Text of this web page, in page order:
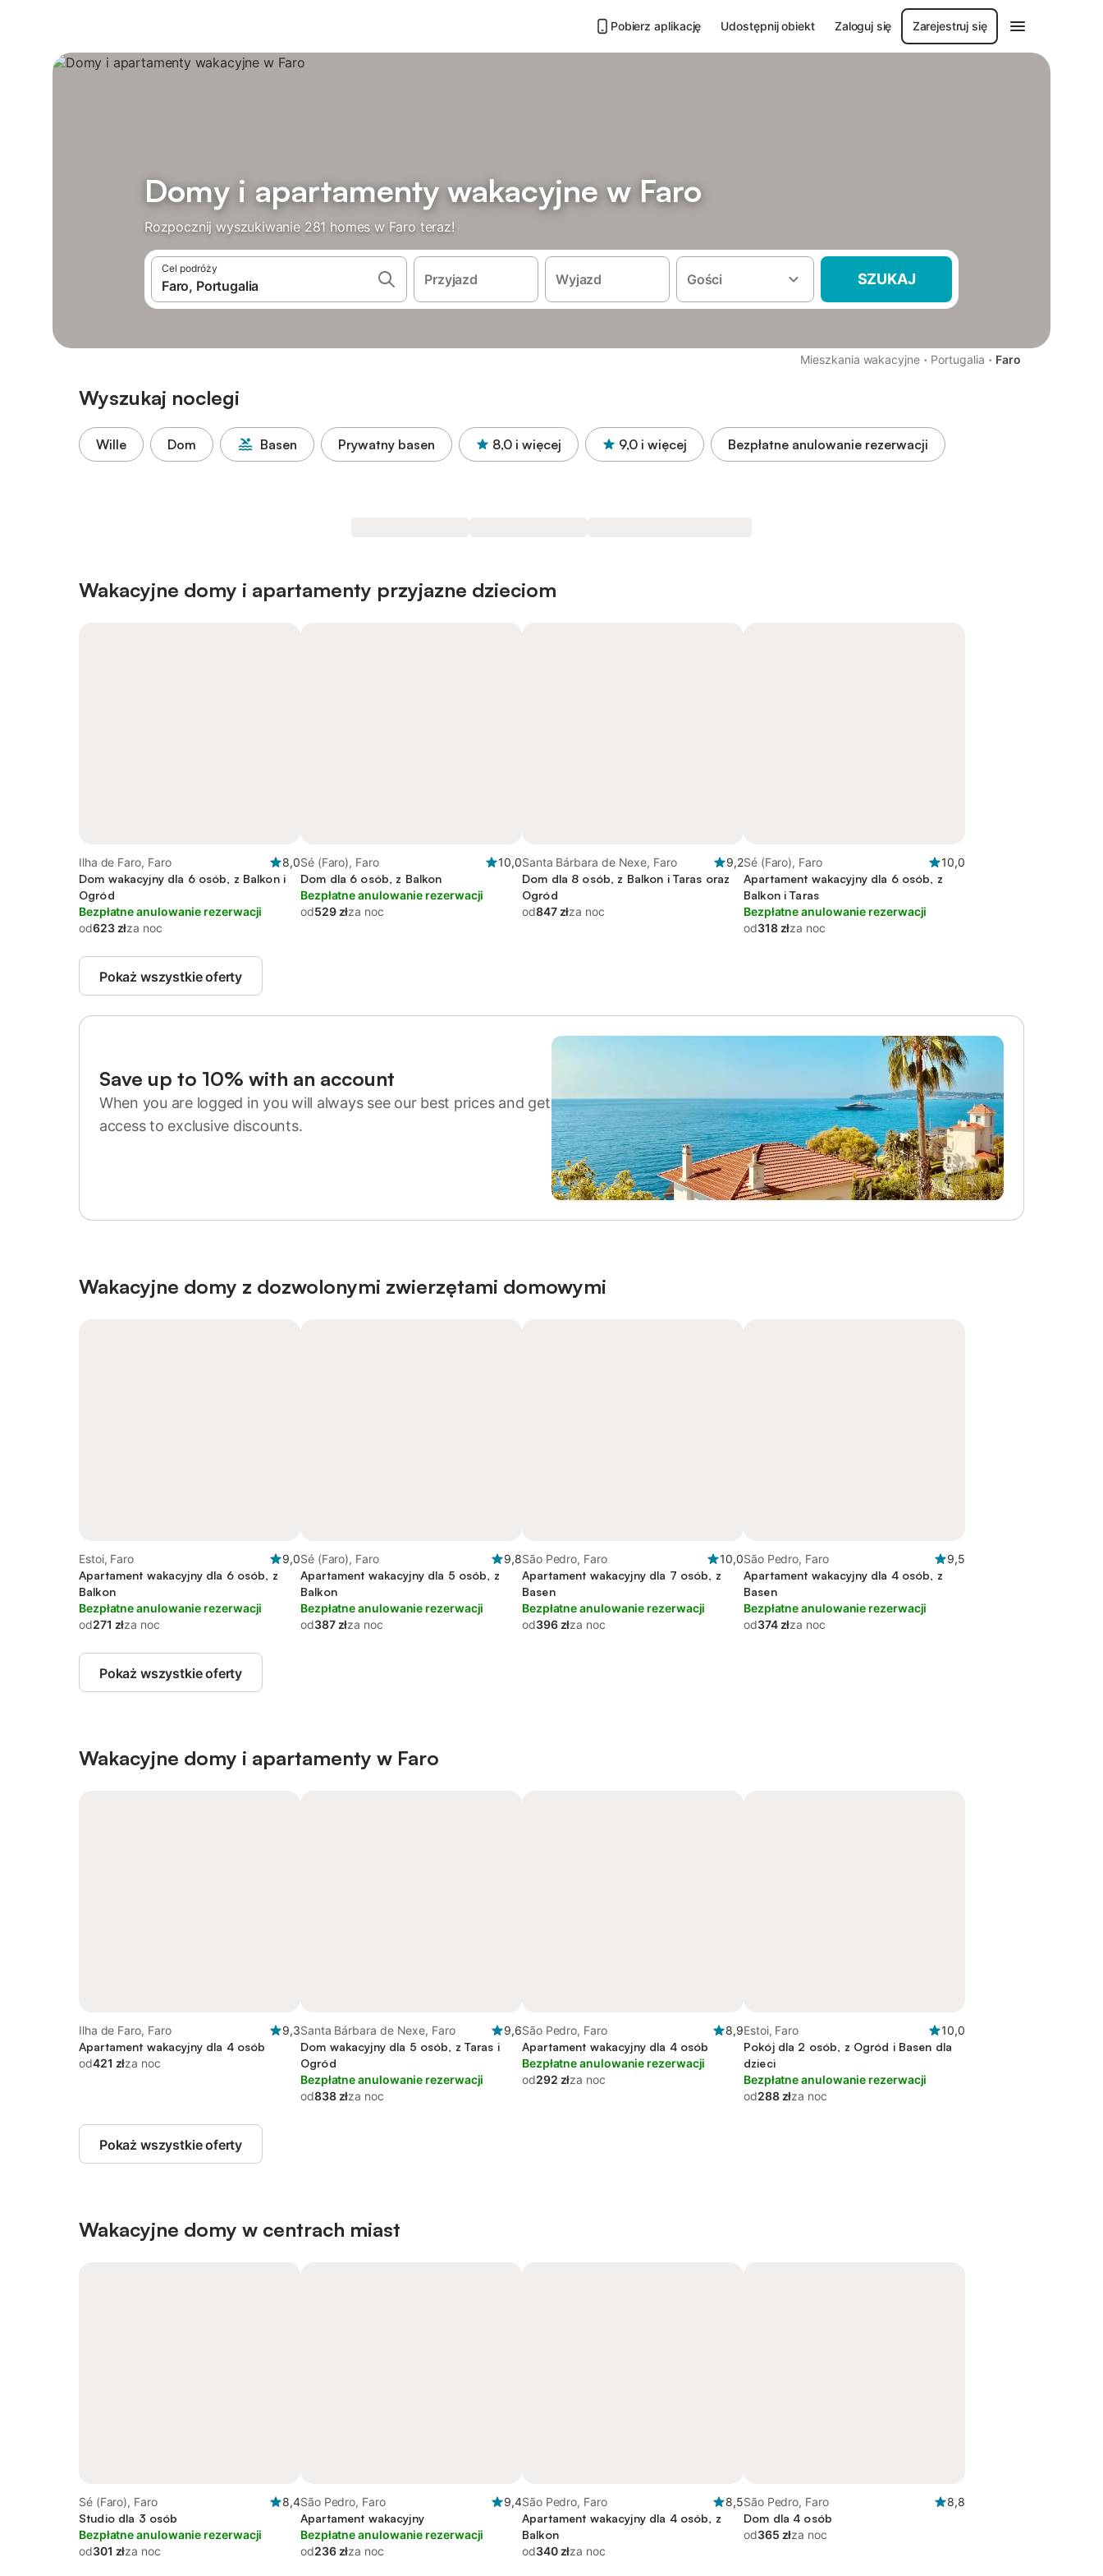
Pobierz aplikację Udostępnij obiekt Zaloguj się Zarejestruj się
Domy i apartamenty wakacyjne w Faro
Rozpocznij wyszukiwanie 281 homes w Faro teraz!
Cel podróży
Przyjazd Wyjazd Gości SZUKAJ
Mieszkania wakacyjne · Portugalia · Faro
Wyszukaj noclegi
Wille Dom Basen Prywatny basen 8,0 i więcej 9,0 i więcej Bezpłatne anulowanie rezerwacji
Wakacyjne domy i apartamenty przyjazne dzieciom
Ilha de Faro, Faro
8,0
Dom wakacyjny dla 6 osób, z Balkon i
Ogród
Bezpłatne anulowanie rezerwacji
od623 złza noc
Sé (Faro), Faro
10,0
Dom dla 6 osób, z Balkon
Bezpłatne anulowanie rezerwacji
od529 złza noc
Santa Bárbara de Nexe, Faro
9,2
Dom dla 8 osób, z Balkon i Taras oraz
Ogród
od847 złza noc
Sé (Faro), Faro
10,0
Apartament wakacyjny dla 6 osób, z
Balkon i Taras
Bezpłatne anulowanie rezerwacji
od318 złza noc
Pokaż wszystkie oferty
Save up to 10% with an account
When you are logged in you will always see our best prices and get
access to exclusive discounts.
Wakacyjne domy z dozwolonymi zwierzętami domowymi
Estoi, Faro
9,0
Apartament wakacyjny dla 6 osób, z
Balkon
Bezpłatne anulowanie rezerwacji
od271 złza noc
Sé (Faro), Faro
9,8
Apartament wakacyjny dla 5 osób, z
Balkon
Bezpłatne anulowanie rezerwacji
od387 złza noc
São Pedro, Faro
10,0
Apartament wakacyjny dla 7 osób, z
Basen
Bezpłatne anulowanie rezerwacji
od396 złza noc
São Pedro, Faro
9,5
Apartament wakacyjny dla 4 osób, z
Basen
Bezpłatne anulowanie rezerwacji
od374 złza noc
Pokaż wszystkie oferty
Wakacyjne domy i apartamenty w Faro
Ilha de Faro, Faro
9,3
Apartament wakacyjny dla 4 osób
od421 złza noc
Santa Bárbara de Nexe, Faro
9,6
Dom wakacyjny dla 5 osób, z Taras i
Ogród
Bezpłatne anulowanie rezerwacji
od838 złza noc
São Pedro, Faro
8,9
Apartament wakacyjny dla 4 osób
Bezpłatne anulowanie rezerwacji
od292 złza noc
Estoi, Faro
10,0
Pokój dla 2 osób, z Ogród i Basen dla
dzieci
Bezpłatne anulowanie rezerwacji
od288 złza noc
Pokaż wszystkie oferty
Wakacyjne domy w centrach miast
Sé (Faro), Faro
8,4
Studio dla 3 osób
Bezpłatne anulowanie rezerwacji
od301 złza noc
São Pedro, Faro
9,4
Apartament wakacyjny
Bezpłatne anulowanie rezerwacji
od236 złza noc
São Pedro, Faro
8,5
Apartament wakacyjny dla 4 osób, z
Balkon
od340 złza noc
São Pedro, Faro
8,8
Dom dla 4 osób
od365 złza noc